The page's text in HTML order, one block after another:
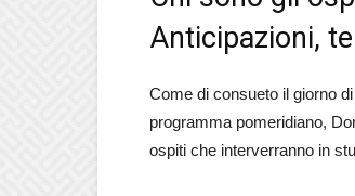
Anticipazioni,
Come di consueto il giorno
programma pomeridiano,
ospiti che interverranno in